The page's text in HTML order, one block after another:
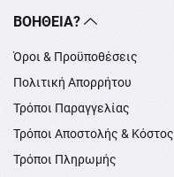
ΒΟΉΘΕΙΑ?
Όροι & Προϋποθέσεις
Πολιτική Απορρήτου
Τρόποι Παραγγελίας
Τρόποι Αποστολής & Κόστος
Τρόποι Πληρωμής